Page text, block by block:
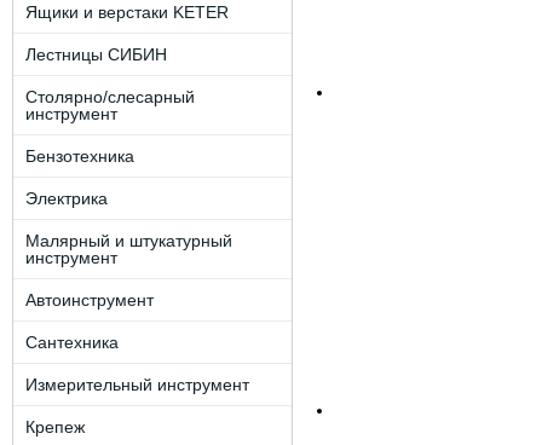
Ящики и верстаки KETER
Лестницы СИБИН
Столярно/слесарный
инструмент
Бензотехника
Электрика
Малярный и штукатурный
инструмент
Автоинструмент
Сантехника
Измерительный инструмент
Крепеж